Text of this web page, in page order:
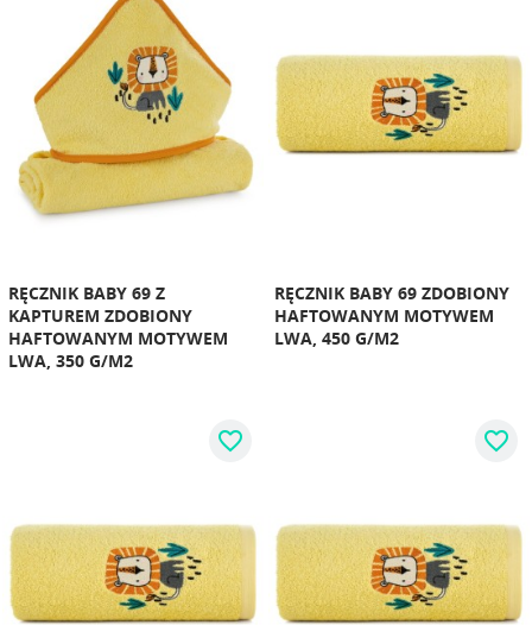
RĘCZNIK BABY 69 Z
KAPTUREM ZDOBIONY
HAFTOWANYM MOTYWEM
LWA, 350 G/M2
RĘCZNIK BABY 69 ZDOBIONY
HAFTOWANYM MOTYWEM
LWA, 450 G/M2
favorite_border favorite_border